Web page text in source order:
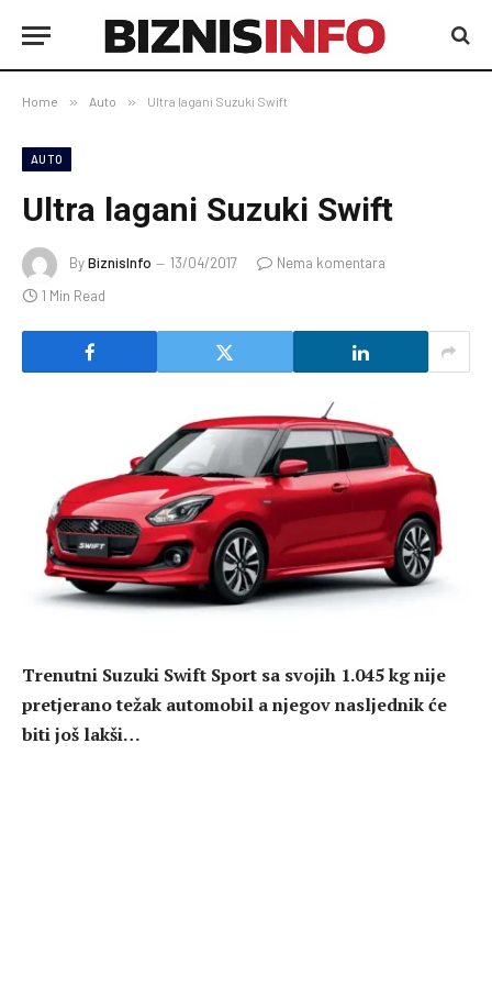
Home » Auto » Ultra lagani Suzuki Swift
AUTO
Ultra lagani Suzuki Swift
ByBiznisInfo 13/04/2017
Nema komentara
1 Min Read
Trenutni Suzuki Swift Sport sa svojih 1.045 kg nije
pretjerano težak automobil a njegov nasljednik će
biti još lakši…